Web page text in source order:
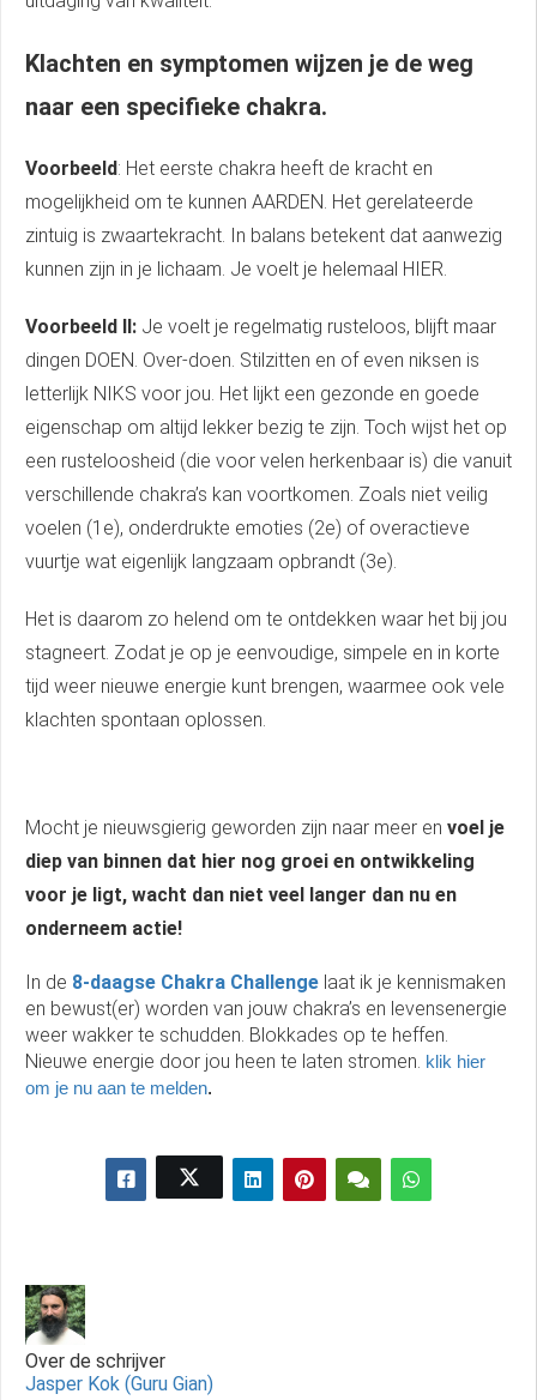
Klachten en symptomen wijzen je de weg
naar een specifieke chakra.
Voorbeeld: Het eerste chakra heeft de kracht en
mogelijkheid om te kunnen AARDEN. Het gerelateerde
zintuig is zwaartekracht. In balans betekent dat aanwezig
kunnen zijn in je lichaam. Je voelt je helemaal HIER.
Voorbeeld II: Je voelt je regelmatig rusteloos, blijft maar
dingen DOEN. Over-doen. Stilzitten en of even niksen is
letterlijk NIKS voor jou. Het lijkt een gezonde en goede
eigenschap om altijd lekker bezig te zijn. Toch wijst het op
een rusteloosheid (die voor velen herkenbaar is) die vanuit
verschillende chakra’s kan voortkomen. Zoals niet veilig
voelen (1e), onderdrukte emoties (2e) of overactieve
vuurtje wat eigenlijk langzaam opbrandt (3e).
Het is daarom zo helend om te ontdekken waar het bij jou
stagneert. Zodat je op je eenvoudige, simpele en in korte
tijd weer nieuwe energie kunt brengen, waarmee ook vele
klachten spontaan oplossen.
Mocht je nieuwsgierig geworden zijn naar meer en voel je
diep van binnen dat hier nog groei en ontwikkeling
voor je ligt, wacht dan niet veel langer dan nu en
onderneem actie!
In de 8-daagse Chakra Challenge laat ik je kennismaken
en bewust(er) worden van jouw chakra’s en levensenergie
weer wakker te schudden. Blokkades op te heffen.
Nieuwe energie door jou heen te laten stromen. klik hier
om je nu aan te melden.
Over de schrijver
Jasper Kok (Guru Gian)